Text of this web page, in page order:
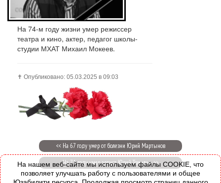
На 74-м году жизни умер режиссер
театра и кино, актер, педагог школы-
студии МХАТ Михаил Мокеев.
✝️ Опубликовано: 05.03.2025 в 09:03
<< На 67 году умер от болезни Юрий Мартынов
На 71 году умер артист Юрий Томилин >>
На нашем веб-сайте мы используем файлы COOKIE, что
позволяет улучшать работу с пользователями и общее